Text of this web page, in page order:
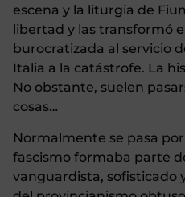
escena y la liturgia de
libertad y las transformó
burocratizada al servicio
Italia a la catástrofe. La
No obstante, suelen
cosas…
Normalmente se pasa
fascismo formaba parte
vanguardista, sofisticado